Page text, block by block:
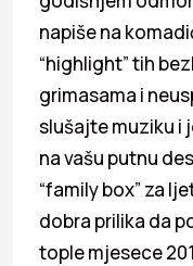
napiše na
“highlight” tih
grimasama i
slušajte muziku i
na vašu putnu
“family box” za
dobra prilika da
tople mjesece